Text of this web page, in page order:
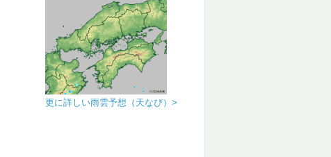
更に詳しい雨雲予想（天なび）>